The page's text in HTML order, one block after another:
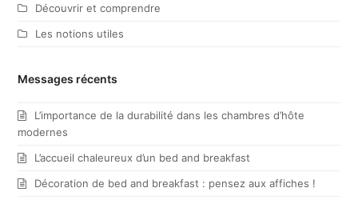
Découvrir et comprendre
Les notions utiles
Messages récents
L’importance de la durabilité dans les chambres d’hôte
modernes
L’accueil chaleureux d’un bed and breakfast
Décoration de bed and breakfast : pensez aux affiches !